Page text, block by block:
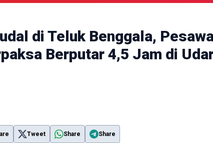
di Teluk Benggala,
Berputar 4,5 Jam di
Tweet Share Share